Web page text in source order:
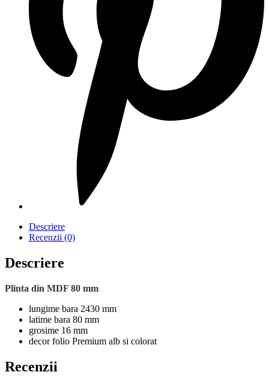
Descriere
Recenzii (0)
Descriere
Plinta din MDF 80 mm
lungime bara 2430 mm
latime bara 80 mm
grosime 16 mm
decor folio Premium alb si colorat
Recenzii